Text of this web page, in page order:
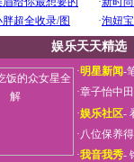
娱乐天天精选
·明星新闻-
·章子怡中
·娱乐社区-
·八位保养
·我音我秀-